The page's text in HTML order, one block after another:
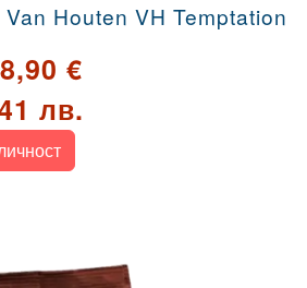
Houten VH Temptation
8,90 €
лв.